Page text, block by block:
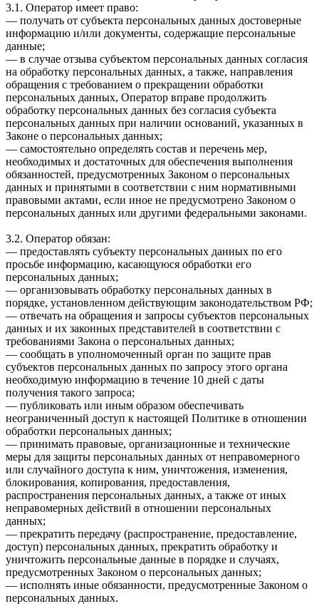
3.1. Оператор имеет право:
— получать от субъекта персональных данных достоверные
информацию и/или документы, содержащие персональные
данные;
— в случае отзыва субъектом персональных данных согласия
на обработку персональных данных, а также, направления
обращения с требованием о прекращении обработки
персональных данных, Оператор вправе продолжить
обработку персональных данных без согласия субъекта
персональных данных при наличии оснований, указанных в
Законе о персональных данных;
— самостоятельно определять состав и перечень мер,
необходимых и достаточных для обеспечения выполнения
обязанностей, предусмотренных Законом о персональных
данных и принятыми в соответствии с ним нормативными
правовыми актами, если иное не предусмотрено Законом о
персональных данных или другими федеральными законами.
3.2. Оператор обязан:
— предоставлять субъекту персональных данных по его
просьбе информацию, касающуюся обработки его
персональных данных;
— организовывать обработку персональных данных в
порядке, установленном действующим законодательством РФ;
— отвечать на обращения и запросы субъектов персональных
данных и их законных представителей в соответствии с
требованиями Закона о персональных данных;
— сообщать в уполномоченный орган по защите прав
субъектов персональных данных по запросу этого органа
необходимую информацию в течение 10 дней с даты
получения такого запроса;
— публиковать или иным образом обеспечивать
неограниченный доступ к настоящей Политике в отношении
обработки персональных данных;
— принимать правовые, организационные и технические
меры для защиты персональных данных от неправомерного
или случайного доступа к ним, уничтожения, изменения,
блокирования, копирования, предоставления,
распространения персональных данных, а также от иных
неправомерных действий в отношении персональных
данных;
— прекратить передачу (распространение, предоставление,
доступ) персональных данных, прекратить обработку и
уничтожить персональные данные в порядке и случаях,
предусмотренных Законом о персональных данных;
— исполнять иные обязанности, предусмотренные Законом о
персональных данных.